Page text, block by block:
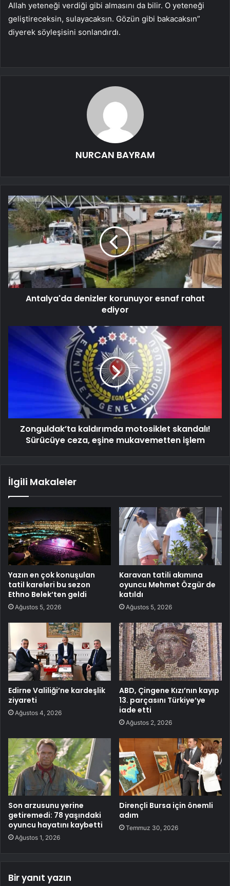
Allah yeteneği verdiği gibi almasını da bilir. O yeteneği
geliştireceksin, sulayacaksın. Gözün gibi bakacaksın”
diyerek söyleşisini sonlandırdı.
NURCAN BAYRAM
Antalya'da denizler korunuyor esnaf rahat
ediyor
Zonguldak’ta kaldırımda motosiklet skandalı!
Sürücüye ceza, eşine mukavemetten işlem
İlgili Makaleler
Yazın en çok konuşulan
tatil kareleri bu sezon
Ethno Belek’ten geldi
Ağustos 5, 2026
Karavan tatili akımına
oyuncu Mehmet Özgür de
katıldı
Ağustos 5, 2026
Edirne Valiliği’ne kardeşlik
ziyareti
Ağustos 4, 2026
ABD, Çingene Kızı’nın kayıp
13. parçasını Türkiye’ye
iade etti
Ağustos 2, 2026
Son arzusunu yerine
getiremedi: 78 yaşındaki
oyuncu hayatını kaybetti
Ağustos 1, 2026
Dirençli Bursa için önemli
adım
Temmuz 30, 2026
Bir yanıt yazın